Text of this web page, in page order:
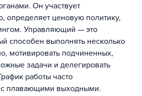
Он участвует
определяет ценовую политику,
Управляющий — это
способен выполнять несколько
мотивировать подчиненных,
задачи и делегировать
работы часто
плавающими выходными.